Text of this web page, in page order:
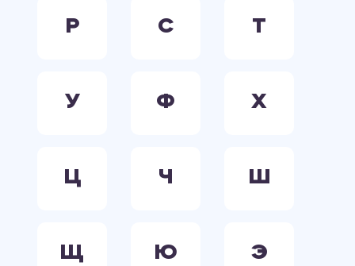
Р С Т
У Ф Х
Ц Ч Ш
Щ Ю Э